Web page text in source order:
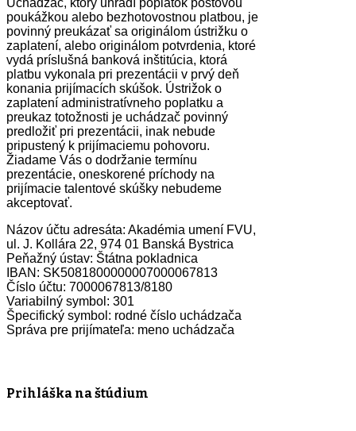
poukážkou alebo bezhotovostnou platbou, je
povinný preukázať sa originálom ústrižku o
zaplatení, alebo originálom potvrdenia, ktoré
vydá príslušná banková inštitúcia, ktorá
platbu vykonala pri prezentácii v prvý deň
konania prijímacích skúšok. Ústrižok o
zaplatení administratívneho poplatku a
preukaz totožnosti je uchádzač povinný
predložiť pri prezentácii, inak nebude
pripustený k prijímaciemu pohovoru.
Žiadame Vás o dodržanie termínu
prezentácie, oneskorené príchody na
prijímacie talentové skúšky nebudeme
akceptovať.
Názov účtu adresáta: Akadémia umení FVU,
ul. J. Kollára 22, 974 01 Banská Bystrica
Peňažný ústav: Štátna pokladnica
IBAN: SK5081800000007000067813
Číslo účtu: 7000067813/8180
Variabilný symbol: 301
Špecifický symbol: rodné číslo uchádzača
Správa pre prijímateľa: meno uchádzača
Prihláška na štúdium